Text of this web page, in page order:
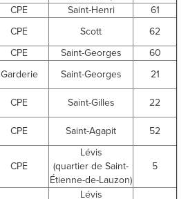
CPE Saint-Henri
61
CPE Scott
62
CPE Saint-Georges
60
Garderie Saint-Georges
21
CPE Saint-Gilles
22
CPE Saint-Agapit
52
CPE
Lévis
(quartier de Saint-
Étienne-de-Lauzon)
5
Lévis